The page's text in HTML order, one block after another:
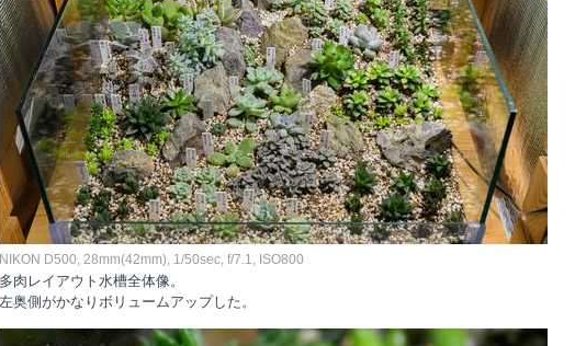
NIKON D500, 28mm(42mm), 1/50sec, f/7.1, ISO800
多肉レイアウト水槽全体像。
左奥側がかなりボリュームアップした。